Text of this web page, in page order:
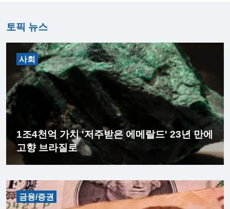
토픽 뉴스
사회
1조4천억 가치 '저주받은 에메랄드' 23년 만에
고향 브라질로
금융/증권